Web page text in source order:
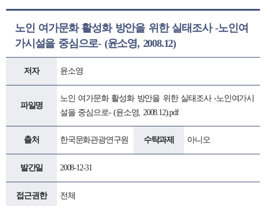
노인 여가문화 활성화 방안을 위한 실태조사 -노인여
가시설을 중심으로- (윤소영, 2008.12)
저자 윤소영
파일명
노인 여가문화 활성화 방안을 위한 실태조사 -노인여가시
설을 중심으로- (윤소영, 2008.12).pdf
출처 한국문화관광연구원 수탁과제 아니오
발간일 2008-12-31
접근권한 전체